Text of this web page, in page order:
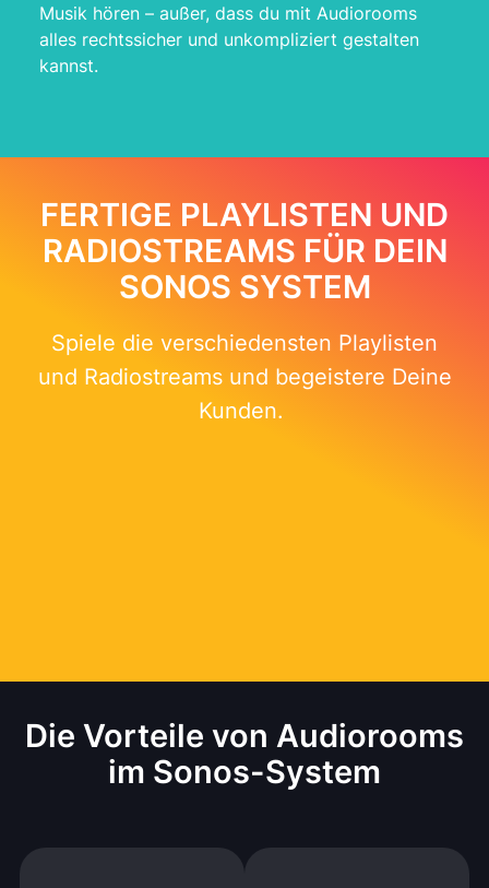
Musik hören – außer, dass du mit Audiorooms
alles rechtssicher und unkompliziert gestalten
kannst.
FERTIGE PLAYLISTEN UND
RADIOSTREAMS FÜR DEIN
SONOS SYSTEM
Spiele die verschiedensten Playlisten
und Radiostreams und begeistere Deine
Kunden.
Die Vorteile von Audiorooms
im Sonos-System